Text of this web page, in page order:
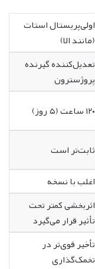
اولی‌پریستال استات
(مانند الا)
تعدیل‌کننده گیرنده
پروژسترون
۱۲۰ ساعت (۵ روز)
ثابت‌تر است
اغلب با نسخه
اثربخشی کمتر تحت
تأثیر قرار می‌گیرد
تأخیر قوی‌تر در
تخمک‌گذاری